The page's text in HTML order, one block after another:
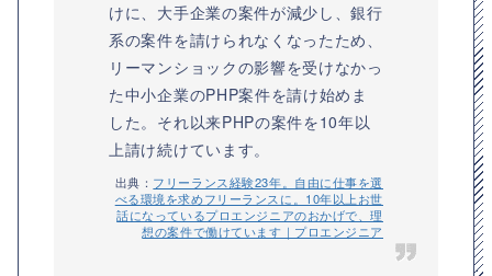
けに、大手企業の案件が減少し、銀行
系の案件を請けられなくなったため、
リーマンショックの影響を受けなかっ
た中小企業のPHP案件を請け始めま
した。それ以来PHPの案件を10年以
上請け続けています。
出典： フリーランス経験23年。自由に仕事を選
べる環境を求めフリーランスに。10年以上お世
話になっているプロエンジニアのおかげで、理
想の案件で働けています｜プロエンジニア